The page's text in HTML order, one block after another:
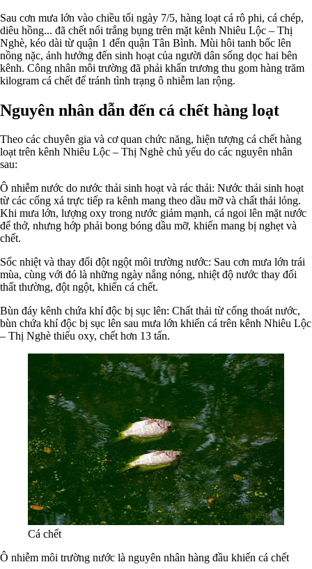
Sau cơn mưa lớn vào chiều tối ngày 7/5, hàng loạt cá rô phi, cá chép,
diêu hồng... đã chết nổi trắng bụng trên mặt kênh Nhiêu Lộc – Thị
Nghè, kéo dài từ quận 1 đến quận Tân Bình. Mùi hôi tanh bốc lên
nồng nặc, ảnh hưởng đến sinh hoạt của người dân sống dọc hai bên
kênh. Công nhân môi trường đã phải khẩn trương thu gom hàng trăm
kilogram cá chết để tránh tình trạng ô nhiễm lan rộng.
Nguyên nhân dẫn đến cá chết hàng loạt
Theo các chuyên gia và cơ quan chức năng, hiện tượng cá chết hàng
loạt trên kênh Nhiêu Lộc – Thị Nghè chủ yếu do các nguyên nhân
sau:
Ô nhiễm nước do nước thải sinh hoạt và rác thải: Nước thải sinh hoạt
từ các cống xả trực tiếp ra kênh mang theo dầu mỡ và chất thải lỏng.
Khi mưa lớn, lượng oxy trong nước giảm mạnh, cá ngoi lên mặt nước
để thở, nhưng hớp phải bong bóng dầu mỡ, khiến mang bị nghẹt và
chết.
Sốc nhiệt và thay đổi đột ngột môi trường nước: Sau cơn mưa lớn trái
mùa, cùng với đó là những ngày nắng nóng, nhiệt độ nước thay đổi
thất thường, đột ngột, khiến cá chết.
Bùn đáy kênh chứa khí độc bị sục lên: Chất thải từ cống thoát nước,
bùn chứa khí độc bị sục lên sau mưa lớn khiến cá trên kênh Nhiêu Lộc
– Thị Nghè thiếu oxy, chết hơn 13 tấn.
Cá chết
Ô nhiễm môi trường nước là nguyên nhân hàng đầu khiến cá chết